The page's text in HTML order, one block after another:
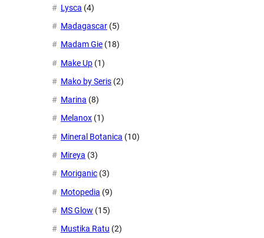
Lysca (4)
Madagascar (5)
Madam Gie (18)
Make Up (1)
Mako by Seris (2)
Marina (8)
Melanox (1)
Mineral Botanica (10)
Mireya (3)
Moriganic (3)
Motopedia (9)
MS Glow (15)
Mustika Ratu (2)